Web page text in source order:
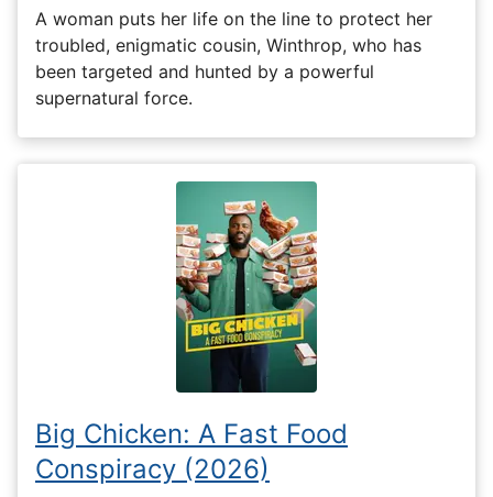
A woman puts her life on the line to protect her
troubled, enigmatic cousin, Winthrop, who has
been targeted and hunted by a powerful
supernatural force.
Big Chicken: A Fast Food
Conspiracy (2026)